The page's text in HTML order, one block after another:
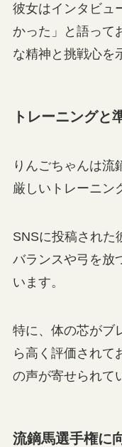
彼女はインタビュ
かった」と語って
な精神と挑戦心を
トレーニングと
りんごちゃんは流
厳しいトレーニン
SNSに投稿された
バランスや弓を放
います。
特に、体の芯がブ
ら高く評価されて
の声が寄せられて
流鏑馬選手権に